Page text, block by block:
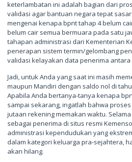
keterlambatan ini adalah bagian dari
validasi agar bantuan negara tepat
mengenai kenapa bpnt tahap 4 belum
belum cair semua bermuara pada satu
tahapan administrasi dari Kementerian
penerapan sistem termin/gelombang
validasi kelayakan data penerima antara
Jadi, untuk Anda yang saat ini masih
maupun Mandiri dengan saldo nol di
Apabila Anda bertanya-tanya kenapa
sampai sekarang, ingatlah bahwa
jutaan rekening memakan waktu.
sebagai penerima di situs resmi
administrasi kependudukan yang
dalam kategori keluarga pra-sejahtera,
akan hilang.